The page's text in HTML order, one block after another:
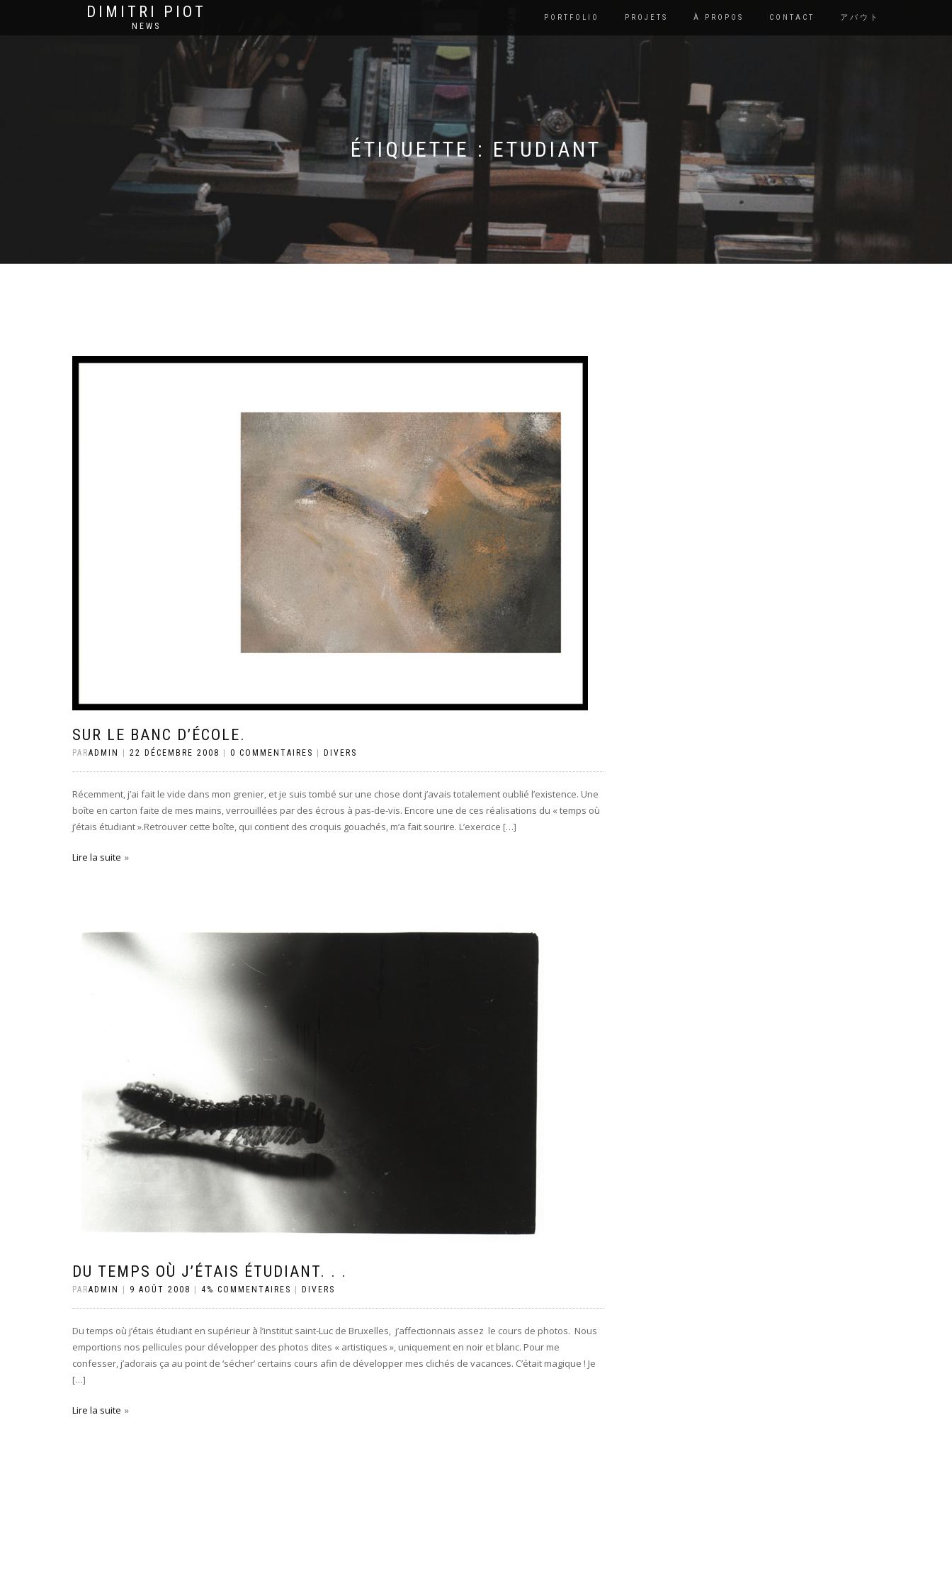
DIMITRI PIOT
NEWS
PORTFOLIO PROJETS À PROPOS CONTACT アバウト
ÉTIQUETTE : ETUDIANT
SUR LE BANC D’ÉCOLE.
PARADMIN 22 DÉCEMBRE 2008 0 COMMENTAIRES DIVERS
Récemment, j’ai fait le vide dans mon grenier, et je suis tombé sur une chose dont j’avais totalement oublié l’existence. Une
boîte en carton faite de mes mains, verrouillées par des écrous à pas-de-vis. Encore une de ces réalisations du « temps où
j’étais étudiant ».Retrouver cette boîte, qui contient des croquis gouachés, m’a fait sourire. L’exercice […]
Lire la suite
DU TEMPS OÙ J’ÉTAIS ÉTUDIANT. . .
PARADMIN 9 AOÛT 2008 4% COMMENTAIRES DIVERS
Du temps où j’étais étudiant en supérieur à l’institut saint-Luc de Bruxelles, j’affectionnais assez le cours de photos. Nous
emportions nos pellicules pour développer des photos dites « artistiques », uniquement en noir et blanc. Pour me
confesser, j’adorais ça au point de ‘sécher’ certains cours afin de développer mes clichés de vacances. C’était magique ! Je
[…]
Lire la suite